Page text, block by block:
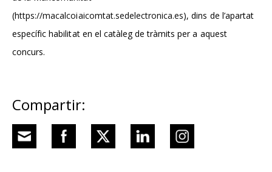
(https://macalcoiaicomtat.sedelectronica.es), dins de l’apartat
específic habilitat en el catàleg de tràmits per a aquest
concurs.
Compartir: